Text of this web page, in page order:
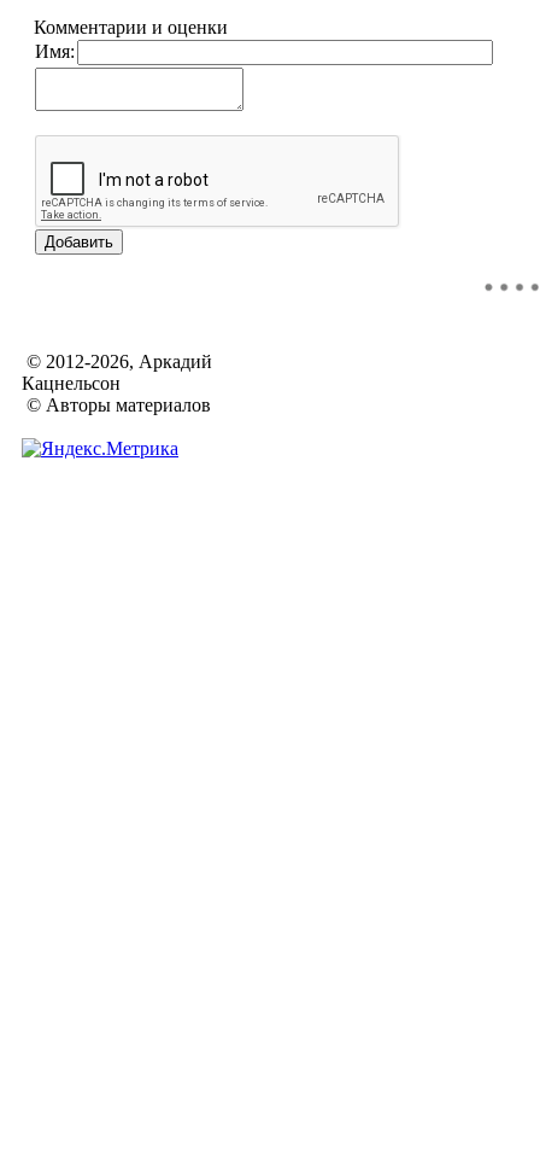
Комментарии и оценки
Имя:
© 2012-2026, Аркадий
Кацнельсон
© Авторы материалов